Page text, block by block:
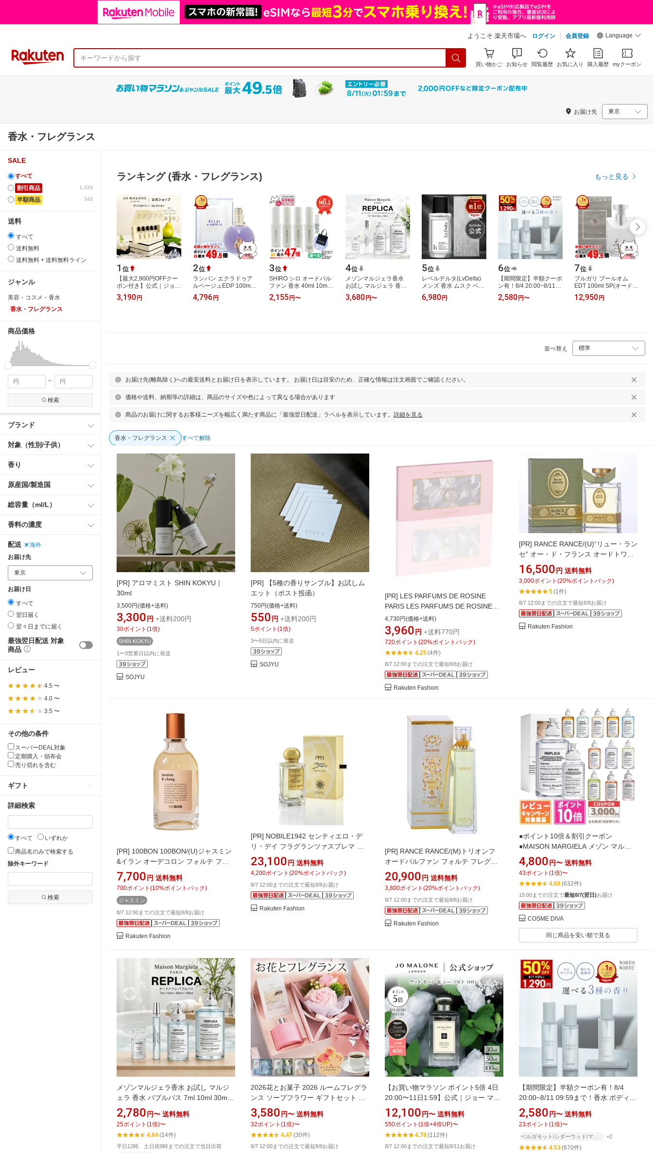
ようこそ 楽天市場へ ログイン 会員登録 Language
買い物かご お知らせ 閲覧履歴 お気に入り 購入履歴 myクーポン
お届け先
香水・フレグランス
SALE
すべて
1,333
割引商品
343
半額商品
送料
すべて
送料無料
送料無料 + 送料無料ライン
ジャンル
美容・コスメ・香水
香水・フレグランス
商品価格
~
検索
ブランド
対象（性別/子供）
香り
原産国/製造国
総容量（ml/L）
香料の濃度
配送
海外
お届け先
お届け日
すべて
翌日届く
翌々日までに届く
最強翌日配送 対象
商品
レビュー
4.5 〜
4.0 〜
3.5 〜
その他の条件
スーパーDEAL対象
定期購入・頒布会
売り切れを含む
ギフト
詳細検索
すべて
いずれか
商品名のみで検索する
除外キーワード
検索
ランキング (香水・フレグランス) もっと見る
1 位
【最大2,900円OFFクー
ポン付き】公式｜ジョー
マローン ロンドン 香水
コロン ディスカバリー
3,190 円
2位
ランバン エクラドゥア
ルページュEDP 100ml
SP(オードパルファム)
【香水】【宅配便送料無
4,796 円
3位
SHIRO シロ オードパル
ファン 香水 40ml 10ml
選べる ホワイトティー
ホワイトリリー サボン
2,155 円〜
4位
メゾンマルジェラ香水
お試し マルジェラ 香水
レイジーサンデーモーニ
ング 7ml 10ml 30ml
3,680 円〜
5位
レベルデルタ(LvDelta)
メンズ 香水 ムスク ベル
ガモット オードパルフ
ァン 香水 EDP 50mL /
6,980 円
6位
【期間限定】半額クーポ
ン有！8/4 20:00~8/11
09:59まで！香水 ボディ
ミスト コロン フレグラ
2,580 円〜
7位
ブルガリ プールオム
EDT 100ml SP(オードト
ワレ)【香水】【宅配便
送料無料】 (6002691)
12,950 円
並べ替え
お届け先(離島除く)への最安送料とお届け日を表示しています。 お届け日は目安のため、正確な情報は注文画面でご確認ください。
価格や送料、納期等の詳細は、商品のサイズや色によって異なる場合があります
商品のお届けに関するお客様ニーズを幅広く満たす商品に「最強翌日配送」ラベルを表示しています。 詳細を見る
香水・フレグランス すべて解除
[PR] アロマミスト SHIN KOKYU｜
30ml
3,500円(価格+送料)
3,300 円 +送料200円
30ポイント (1倍)
SHIN KOKYU
1〜3営業日以内に発送
SOJYU
[PR]
【5種の香りサンプル】お試しム
エット（ポスト投函）
750円(価格+送料)
550 円 +送料200円
5ポイント (1倍)
3〜5日以内に発送
SOJYU
[PR] LES PARFUMS DE ROSINE
PARIS LES PARFUMS DE ROSINE
PARIS/ディスカバリーセット フォルテ
フレグランス 香水
4,730円(価格+送料)
3,960 円 +送料770円
720ポイント (20%ポイントバック)
4.25(4件)
8/7 12:00までの注文で最短8/8お届け
Rakuten Fashion
[PR] RANCE RANCE/(U)“リュー・ラン
セ” オー・ド・フランス オードトワレ
フォルテ フレグランス 香水【送料無
料】
16,500円 送料無料
3,000ポイント (20%ポイントバック)
5(1件)
8/7 12:00までの注文で最短8/8お届け
Rakuten Fashion
[PR] 100BON 100BON/(U)ジャスミン
&イラン オーデコロン フォルテ フレ
グランス 香水【送料無料】
7,700 円 送料無料
700ポイント (10%ポイントバック)
ジャスミン
8/7 12:00までの注文で最短8/8お届け
Rakuten Fashion
[PR] NOBILE1942 センティエロ・デ
リ・デイ フラグランツァスプレマ フ
ォルテ フレグランス 香水【送料無
料】
23,100 円 送料無料
4,200ポイント (20%ポイントバック)
8/7 12:00までの注文で最短8/8お届け
Rakuten Fashion
[PR] RANCE RANCE/(M)トリオンフ
オードパルファン フォルテ フレグラ
ンス 香水【送料無料】
20,900 円 送料無料
3,800ポイント (20%ポイントバック)
8/7 12:00までの注文で最短8/8お届け
Rakuten Fashion
●ポイント10倍＆割引クーポン
●MAISON MARGIELA メゾン マルジ
ェラ レプリカ EDT 30ml / 100ml レイ
ジーサンデーモーニング、ジャズクラ
ブなど各種 / メモリーボックス
2mlx10【宅配便送料無料】ギフト 誕
生日 プレゼント 15時までの決済確認
で即日発送！
4,800 円〜 送料無料
43ポイント (1倍)〜
4.68(632件)
15:00までの注文で最短8/7(翌日)お届け
COSME DIVA
同じ商品を安い順で見る
メゾンマルジェラ香水 お試し マルジ
ェラ 香水 バブルバス 7ml 10ml 30ml
100ml メゾンマルジェラ レプリカ バ
ブルバス オードトワレ バブル バス マ
ルジェラ香水 バブルバス メゾンマル
ジェラレプリカオードトワレバブルバ
ス Maison Margiela REPLICA Bubble
2,780 円〜 送料無料
25ポイント (1倍)〜
4.64(14件)
平日12時、土日祝9時までの注文で当日出荷
2026花とお菓子 2026 ルームフレグラ
ンス ソープフラワー ギフトセット プ
レゼント ギフト フレグランス 誕生日
アロマディフューザー リードディフュ
ーザー バラ ミニブーケ ギフトボック
ス入り 母親 花とお菓子 祖母
3,580 円〜 送料無料
32ポイント (1倍)〜
4.47(30件)
8/7 12:00までの注文で最短8/8お届け
【お買い物マラソン ポイント5倍 4日
20:00〜11日1:59】公式｜ジョー マロ
ーン ロンドン ウッド セージ ＆ シー
ソルト コロン 30mL 50mL 100mL ギ
フトボックス入り｜ジョーマローン 香
水 フレグランス ギフト 送料無料 アワ
ード受賞 プレゼント 贈り物 おすすめ
12,100 円〜 送料無料
550ポイント (1倍+4倍UP)〜
4.78(112件)
8/7 12:00までの注文で最短8/11お届け
【期間限定】半額クーポン有！8/4
20:00~8/11 09:59まで！香水 ボディミ
スト コロン フレグランスミスト ボデ
ィスプレー ヘアミストフィス ホワイ
ト 日本製 100mlWHITH WHITE
2,580 円〜 送料無料
23ポイント (1倍)〜
+2
4.53(670件)